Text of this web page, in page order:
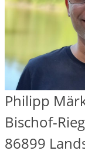
Philipp
Bischof-
86899